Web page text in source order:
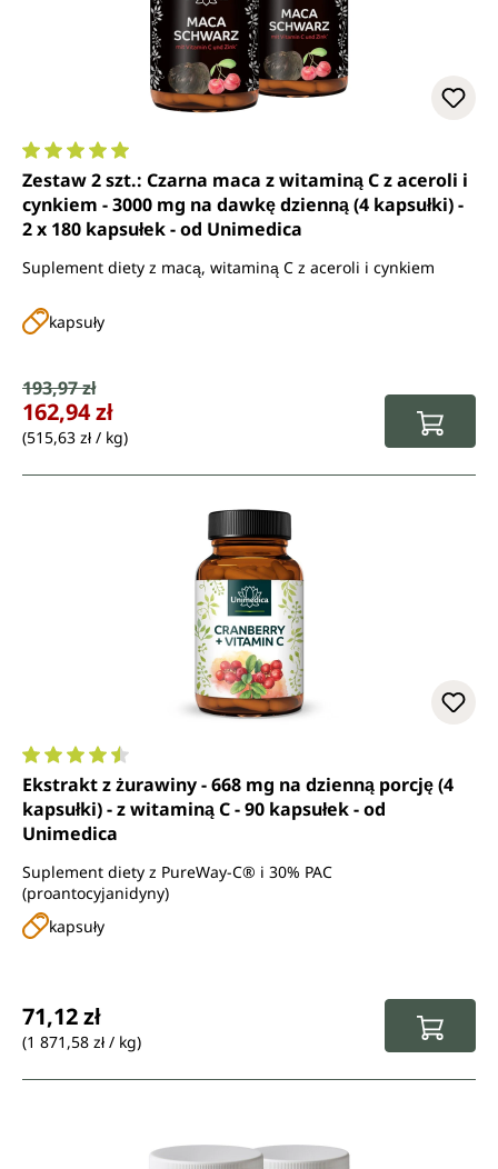
Średnia ocena 5 z 5 gwiazdek
Zestaw 2 szt.: Czarna maca z witaminą C z aceroli i
cynkiem - 3000 mg na dawkę dzienną (4 kapsułki) -
2 x 180 kapsułek - od Unimedica
Suplement diety z macą, witaminą C z aceroli i cynkiem
kapsuły
Cena sprzedaży:
Cena regularna:
193,97 zł
162,94 zł
(515,63 zł / kg)
Średnia ocena 4.5 z 5 gwiazdek
Ekstrakt z żurawiny - 668 mg na dzienną porcję (4
kapsułki) - z witaminą C - 90 kapsułek - od
Unimedica
Suplement diety z PureWay-C® i 30% PAC
(proantocyjanidyny)
kapsuły
71,12 zł
(1 871,58 zł / kg)